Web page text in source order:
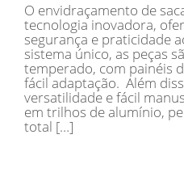
O envidraçamento de
tecnologia inovadora,
segurança e praticidade
sistema único, as peças
temperado, com painéis
fácil adaptação. Além
versatilidade e fácil
em trilhos de alumínio,
total […]